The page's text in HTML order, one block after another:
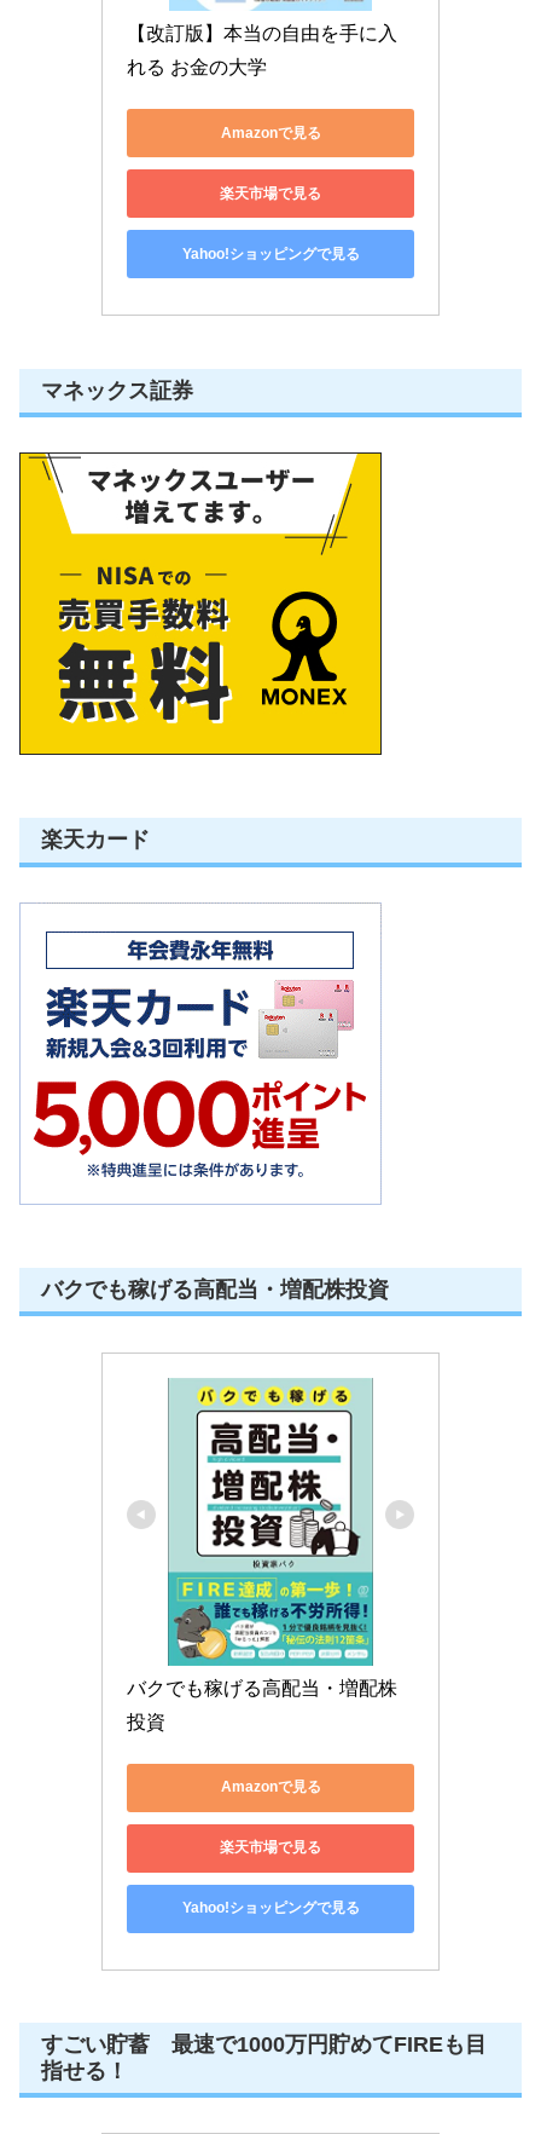
【改訂版】本当の自由を手に入
れる お金の大学
Amazonで見る
楽天市場で見る
Yahoo!ショッピングで見る
マネックス証券
楽天カード
バクでも稼げる高配当・増配株投資
バクでも稼げる高配当・増配株
投資
Amazonで見る
楽天市場で見る
Yahoo!ショッピングで見る
すごい貯蓄 最速で1000万円貯めてFIREも目
指せる！